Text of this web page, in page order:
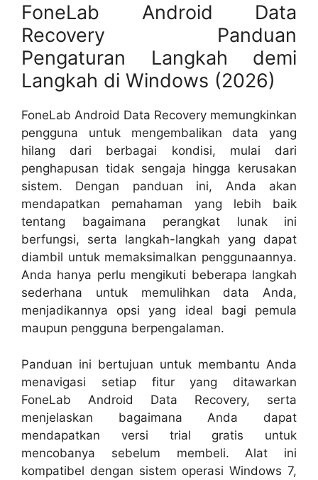
FoneLab Android Data
Recovery Panduan
Pengaturan Langkah demi
Langkah di Windows (2026)
FoneLab Android Data Recovery memungkinkan
pengguna untuk mengembalikan data yang
hilang dari berbagai kondisi, mulai dari
penghapusan tidak sengaja hingga kerusakan
sistem. Dengan panduan ini, Anda akan
mendapatkan pemahaman yang lebih baik
tentang bagaimana perangkat lunak ini
berfungsi, serta langkah-langkah yang dapat
diambil untuk memaksimalkan penggunaannya.
Anda hanya perlu mengikuti beberapa langkah
sederhana untuk memulihkan data Anda,
menjadikannya opsi yang ideal bagi pemula
maupun pengguna berpengalaman.
Panduan ini bertujuan untuk membantu Anda
menavigasi setiap fitur yang ditawarkan
FoneLab Android Data Recovery, serta
menjelaskan bagaimana Anda dapat
mendapatkan versi trial gratis untuk
mencobanya sebelum membeli. Alat ini
kompatibel dengan sistem operasi Windows 7,